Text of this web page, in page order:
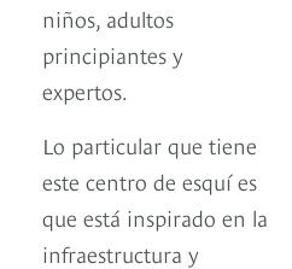
niños, adultos
principiantes y
expertos.
Lo particular que tiene
este centro de esquí es
que está inspirado en la
infraestructura y